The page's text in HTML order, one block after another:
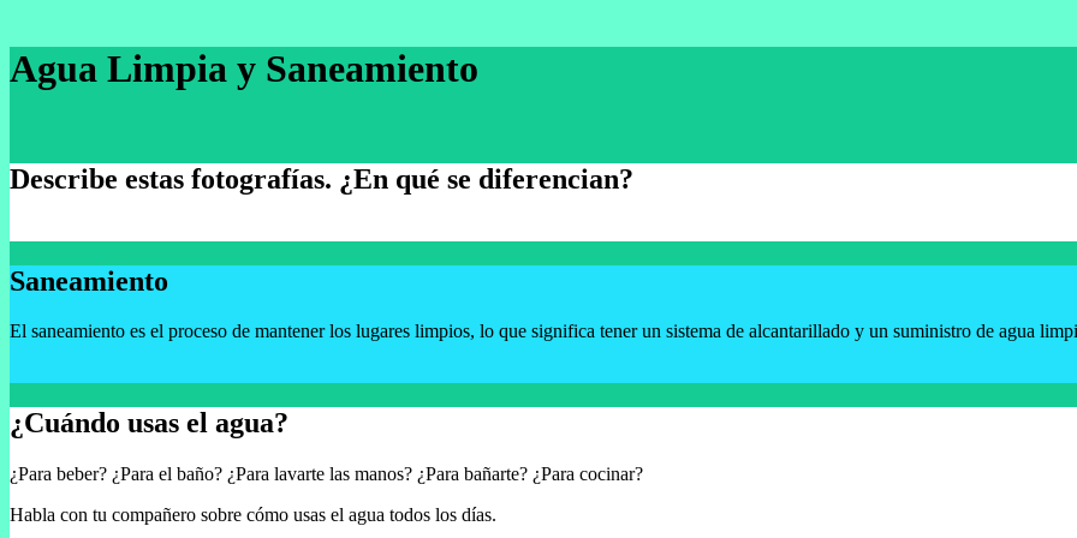
Agua Limpia y Saneamiento
Describe estas fotografías. ¿En qué se diferencian?
Saneamiento
El saneamiento es el proceso de mantener los lugares limpios, lo que significa tener un sistema de alcantarillado y un suministro de agua
¿Cuándo usas el agua?
¿Para beber? ¿Para el baño? ¿Para lavarte las manos? ¿Para bañarte? ¿Para cocinar?
Habla con tu compañero sobre cómo usas el agua todos los días.